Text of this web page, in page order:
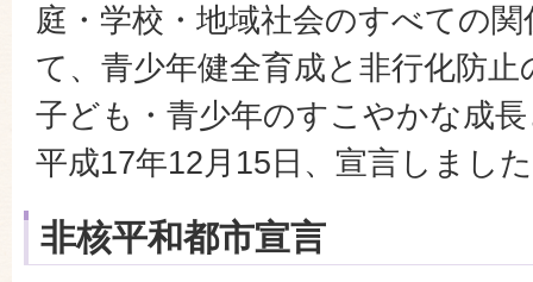
庭・学校・地域社会のすべての
て、青少年健全育成と非行化防
子ども・青少年のすこやかな成
平成17年12月15日、宣言しまし
非核平和都市宣言